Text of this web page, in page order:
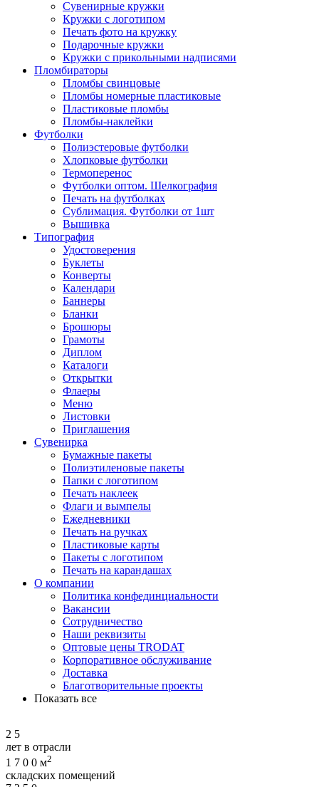
Сувенирные кружки
Кружки с логотипом
Печать фото на кружку
Подарочные кружки
Кружки с прикольными надписями
Пломбираторы
Пломбы свинцовые
Пломбы номерные пластиковые
Пластиковые пломбы
Пломбы-наклейки
Футболки
Полиэстеровые футболки
Хлопковые футболки
Термоперенос
Футболки оптом. Шелкография
Печать на футболках
Сублимация. Футболки от 1шт
Вышивка
Типография
Удостоверения
Буклеты
Конверты
Календари
Баннеры
Бланки
Брошюры
Грамоты
Диплом
Каталоги
Открытки
Флаеры
Меню
Листовки
Приглашения
Сувенирка
Бумажные пакеты
Полиэтиленовые пакеты
Папки с логотипом
Печать наклеек
Флаги и вымпелы
Ежедневники
Печать на ручках
Пластиковые карты
Пакеты с логотипом
Печать на карандашах
О компании
Политика конфединциальности
Вакансии
Сотрудничество
Наши реквизиты
Оптовые цены TRODAT
Корпоративное обслуживание
Доставка
Благотворительные проекты
Показать все
2 5
лет в отрасли
1 7 0 0 м2
складских помещений